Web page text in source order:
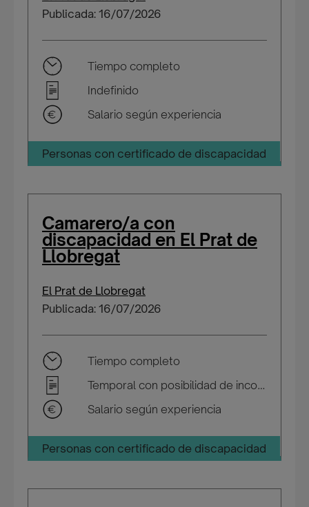
Publicada: 16/07/2026
Tiempo completo
Indefinido
Salario según experiencia
Personas con certificado de discapacidad
Camarero/a con
discapacidad en El Prat de
Llobregat
El Prat de Llobregat
Publicada: 16/07/2026
Tiempo completo
Temporal con posibilidad de incorporarse a plantilla
Salario según experiencia
Personas con certificado de discapacidad